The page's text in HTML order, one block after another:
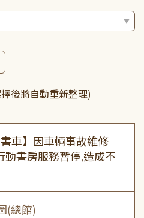
後將自動重新整理)
車】因車輛事故維修
動書房服務暫停,造成不
(總館)